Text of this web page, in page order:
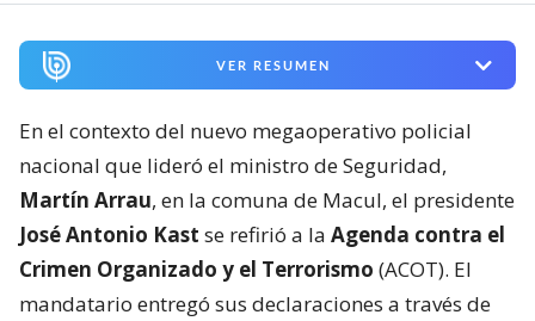
VER RESUMEN
En el contexto del nuevo megaoperativo policial
nacional que lideró el ministro de Seguridad,
Martín Arrau, en la comuna de Macul, el presidente
José Antonio Kast se refirió a la Agenda contra el
Crimen Organizado y el Terrorismo (ACOT). El
mandatario entregó sus declaraciones a través de